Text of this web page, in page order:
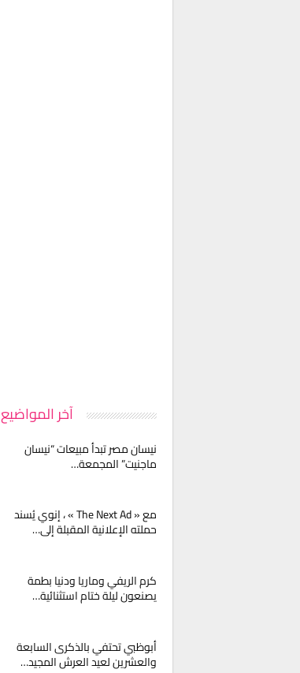
آخر المواضيع
نيسان مصر تبدأ مبيعات “نيسان
ماجنيت” المجمعة…
مع « The Next Ad » ، إنوي يُسند
حملته الإعلانية المقبلة إلى…
كرم الريفي وماريا ودنيا بطمة
يصنعون ليلة ختام استثنائية…
أبوظبي تحتفي بالذكرى السابعة
والعشرين لعيد العرش المجيد…